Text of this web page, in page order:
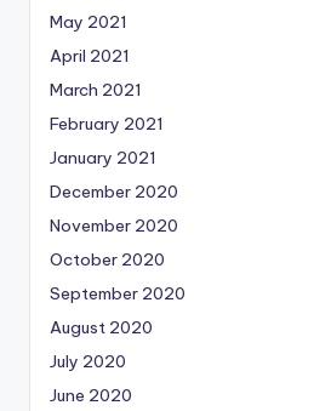
May 2021
April 2021
March 2021
February 2021
January 2021
December 2020
November 2020
October 2020
September 2020
August 2020
July 2020
June 2020